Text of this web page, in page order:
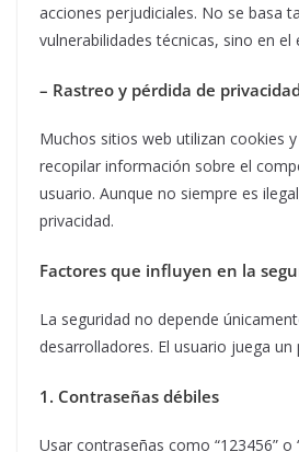
acciones perjudiciales. No se basa
vulnerabilidades técnicas, sino en el
– Rastreo y pérdida de privacidad
Muchos sitios web utilizan cookies
recopilar información sobre el
usuario. Aunque no siempre es
privacidad.
Factores que influyen en la
La seguridad no depende
desarrolladores. El usuario juega
1. Contraseñas débiles
Usar contraseñas como “123456” o